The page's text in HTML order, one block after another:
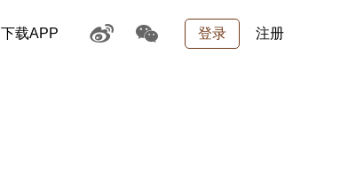
登录 注册
下载APP